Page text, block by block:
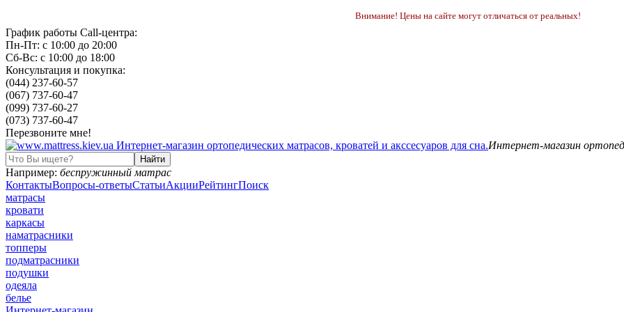
Внимание! Цены на сайте могут отличаться от реальных!
График работы Call-центра:
Пн-Пт: с 10:00 до 20:00
Сб-Вс: с 10:00 до 18:00
Консультация и покупка:
(044) 237-60-57
(067) 737-60-47
(099) 737-60-27
(073) 737-60-47
Перезвоните мне!
Интернет-магазин
Например: беспружинный матрас
КонтактыВопросы-ответыСтатьиАкцииРейтингПоиск
матрасы
кровати
каркасы
наматрасники
топперы
подматрасники
подушки
одеяла
белье